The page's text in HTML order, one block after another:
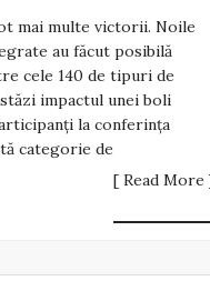
mai multe victorii. Noile
au făcut posibilă
cele 140 de tipuri de
impactul unei boli
la conferința
categorie de
[ Read More